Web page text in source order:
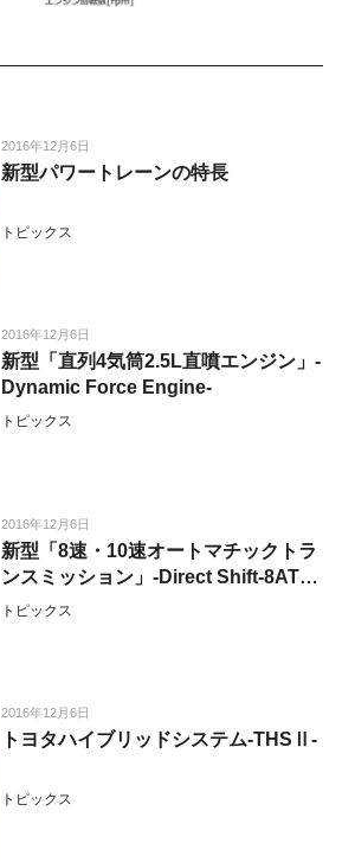
2016年12月6日
新型パワートレーンの特長
トピックス
2016年12月6日
新型「直列4気筒2.5L直噴エンジン」-
Dynamic Force Engine-
トピックス
2016年12月6日
新型「8速・10速オートマチックトラ
ンスミッション」-Direct Shift-8AT・
10AT-
トピックス
2016年12月6日
トヨタハイブリッドシステム-THSⅡ-
トピックス